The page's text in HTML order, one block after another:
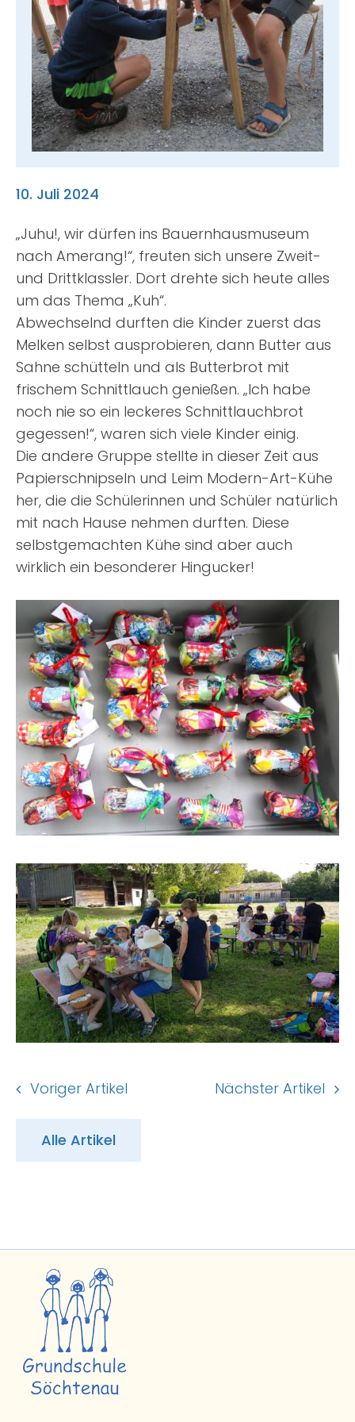
Suche
nach:
10. Juli 2024
„Juhu!, wir dürfen ins Bauernhausmuseum
nach Amerang!“, freuten sich unsere Zweit-
und Drittklassler. Dort drehte sich heute alles
um das Thema „Kuh“.
Abwechselnd durften die Kinder zuerst das
Melken selbst ausprobieren, dann Butter aus
Sahne schütteln und als Butterbrot mit
frischem Schnittlauch genießen. „Ich habe
noch nie so ein leckeres Schnittlauchbrot
gegessen!“, waren sich viele Kinder einig.
Die andere Gruppe stellte in dieser Zeit aus
Papierschnipseln und Leim Modern-Art-Kühe
her, die die Schülerinnen und Schüler natürlich
mit nach Hause nehmen durften. Diese
selbstgemachten Kühe sind aber auch
wirklich ein besonderer Hingucker!
Voriger Artikel Nächster Artikel
Alle Artikel